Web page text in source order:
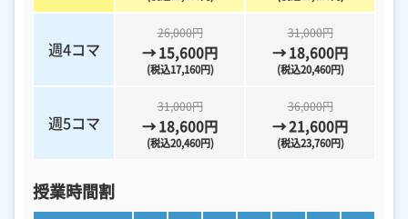
週4コマ
26,000円
→ 15,600円
(税込17,160円)
31,000円
→ 18,600円
(税込20,460円)
週5コマ
31,000円
→ 18,600円
(税込20,460円)
36,000円
→ 21,600円
(税込23,760円)
授業時間割